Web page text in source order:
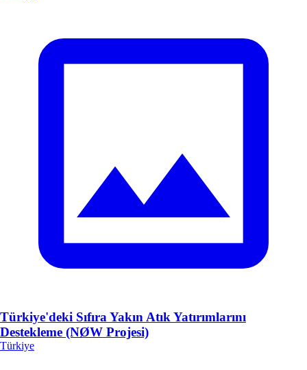
Türkiye'deki Sıfıra Yakın Atık Yatırımlarını
Destekleme (NØW Projesi)
Türkiye